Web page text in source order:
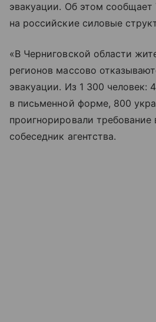
эвакуации. Об этом
на российские силовые
«В Черниговской области
регионов массово
эвакуации. Из 1 300 человек:
в письменной форме, 800
проигнорировали
собеседник агентства.